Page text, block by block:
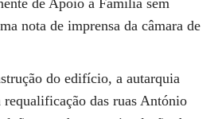
nota de imprensa da câmara de
do edifício, a autarquia
requalificação das ruas António